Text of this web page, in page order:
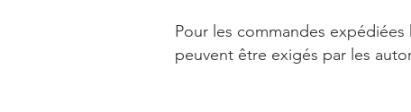
Pour les commandes
peuvent être exigés par les